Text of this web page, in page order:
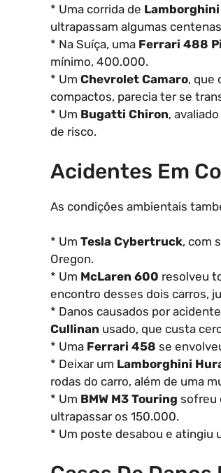
* Uma corrida de
ultrapassam algumas
* Na Suíça, uma Ferrari 488
mínimo, 400.000.
* Um Chevrolet Camaro, que
compactos, parecia ter se
* Um Bugatti Chiron,
de risco.
Acidentes Em
As condições ambientais
* Um Tesla Cybertruck, com
Oregon.
* Um McLaren 600 resolveu
encontro desses dois carros,
* Danos causados por
Cullinan usado, que custa
* Uma Ferrari 458 se
* Deixar um Lamborghini
rodas do carro, além de uma
* Um BMW M3 Touring sofreu
ultrapassar os 150.000.
* Um poste desabou e atingiu